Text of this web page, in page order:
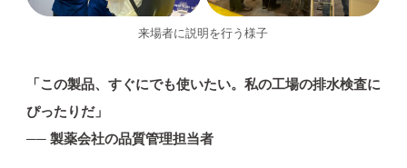
来場者に説明を行う様子
「この製品、すぐにでも使いたい。私の工場の排水検査に
ぴったりだ」
── 製薬会社の品質管理担当者